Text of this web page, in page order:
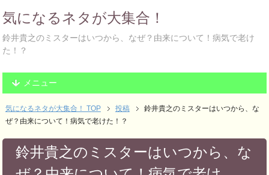
気になるネタが大集合！
鈴井貴之のミスターはいつから、なぜ？由来について！病気で老け
た！？
メニュー
気になるネタが大集合！ TOP 投稿
鈴井貴之のミスターはいつから、な
ぜ？由来について！病気で老けた！？
鈴井貴之のミスターはいつから、な